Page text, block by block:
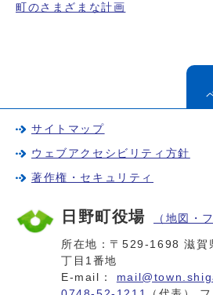
町のさまざまな計画
サイトマップ
ウェブアクセシビリティ方針
著作権・セキュリティ
日野町役場 （地図・
所在地：〒529-1698 滋賀
丁目1番地
E-mail：